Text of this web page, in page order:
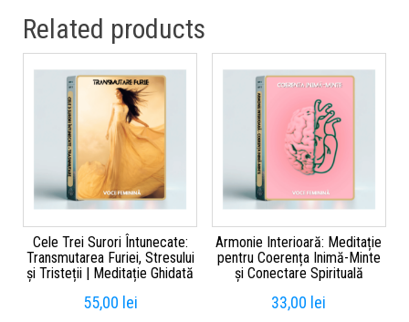
Related products
Cele Trei Surori Întunecate:
Transmutarea Furiei, Stresului
și Tristeții | Meditație Ghidată
55,00 lei
Armonie Interioară: Meditație
pentru Coerența Inimă-Minte
și Conectare Spirituală
33,00 lei